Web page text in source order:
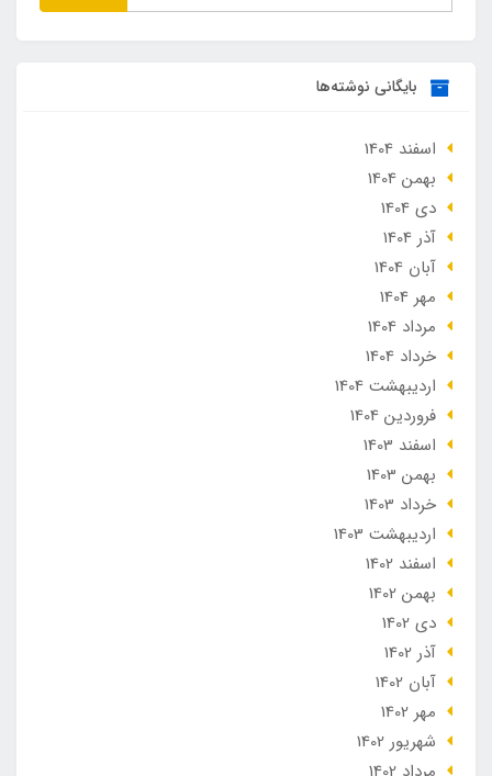
بایگانی نوشته‌ها
اسفند 1404
بهمن 1404
دی 1404
آذر 1404
آبان 1404
مهر 1404
مرداد 1404
خرداد 1404
ارديبهشت 1404
فروردین 1404
اسفند 1403
بهمن 1403
خرداد 1403
ارديبهشت 1403
اسفند 1402
بهمن 1402
دی 1402
آذر 1402
آبان 1402
مهر 1402
شهریور 1402